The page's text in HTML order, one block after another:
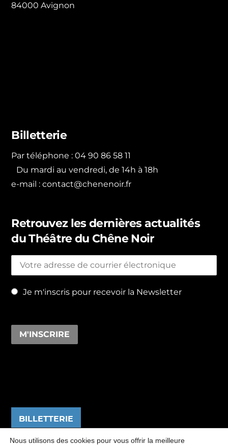
84000 Avignon
Billetterie
Par téléphone : 04 90 86 58 11
Du mardi au vendredi, de 14h à 18h
e-mail :contact@chenenoir.fr
Retrouvez les dernières actualités
du Théâtre du Chêne Noir
Je m'inscris pour recevoir la Newsletter
BILLETTERIE
Nous utilisons des cookies pour vous offrir la meilleure